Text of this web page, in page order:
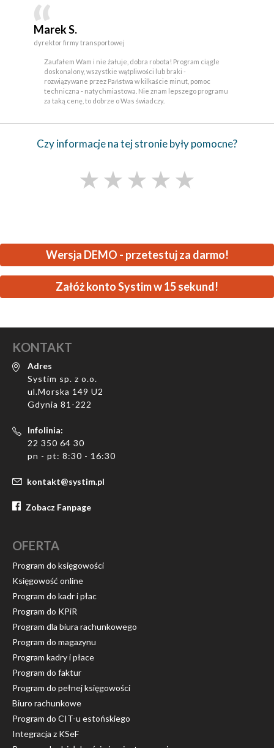
Marek S.
dyrektor firmy transportowej
Zaufałem Wam i nie żałuje, dobra robota! Program ciągle
doskonalony, wszystkie wątpliwości lub braki -
rozwiązywane przez Państwa w kilkaście minut, pomoc
techniczna - natychmiastowa. Nie znam lepszego programu
za taką cenę, to dobrze o Was świadczy.
Czy informacje na tej stronie były pomocne?
★★★★★
Wersja DEMO - przetestuj za darmo!
Załóż konto Systim w 15 sekund!
KONTAKT
Adres
Systim sp. z o.o.
ul.Morska 149 U2
Gdynia 81-222
Infolinia:
22 350 64 30
pn - pt: 8:30 - 16:30
kontakt@systim.pl
Zobacz Fanpage
OFERTA
Program do księgowości
Księgowość online
Program do kadr i płac
Program do KPiR
Program dla biura rachunkowego
Program do magazynu
Program kadry i płace
Program do faktur
Program do pełnej księgowości
Biuro rachunkowe
Program do CIT-u estońskiego
Integracja z KSeF